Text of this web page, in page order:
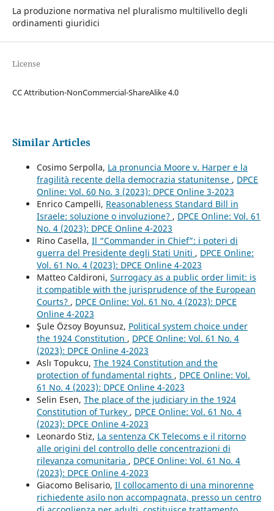
La produzione normativa nel pluralismo multilivello degli
ordinamenti giuridici
License
CC Attribution-NonCommercial-ShareAlike 4.0
Similar Articles
Cosimo Serpolla, La pronuncia Moore v. Harper e la
fragilità recente della democrazia statunitense , DPCE
Online: Vol. 60 No. 3 (2023): DPCE Online 3-2023
Enrico Campelli, Reasonableness Standard Bill in
Israele: soluzione o involuzione? , DPCE Online: Vol. 61
No. 4 (2023): DPCE Online 4-2023
Rino Casella, Il “Commander in Chief”: i poteri di
guerra del Presidente degli Stati Uniti , DPCE Online:
Vol. 61 No. 4 (2023): DPCE Online 4-2023
Matteo Caldironi, Surrogacy as a public order limit: is
it compatible with the jurisprudence of the European
Courts? , DPCE Online: Vol. 61 No. 4 (2023): DPCE
Online 4-2023
Şule Özsoy Boyunsuz, Political system choice under
the 1924 Constitution , DPCE Online: Vol. 61 No. 4
(2023): DPCE Online 4-2023
Aslı Topukcu, The 1924 Constitution and the
protection of fundamental rights , DPCE Online: Vol.
61 No. 4 (2023): DPCE Online 4-2023
Selin Esen, The place of the judiciary in the 1924
Constitution of Turkey , DPCE Online: Vol. 61 No. 4
(2023): DPCE Online 4-2023
Leonardo Stiz, La sentenza CK Telecoms e il ritorno
alle origini del controllo delle concentrazioni di
rilevanza comunitaria , DPCE Online: Vol. 61 No. 4
(2023): DPCE Online 4-2023
Giacomo Belisario, Il collocamento di una minorenne
richiedente asilo non accompagnata, presso un centro